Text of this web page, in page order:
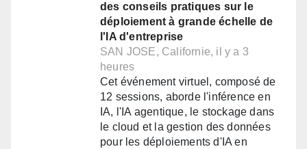
des conseils pratiques sur le
déploiement à grande échelle de
l'IA d'entreprise
SAN JOSE, Californie, il y a 3
heures
Cet événement virtuel, composé de
12 sessions, aborde l'inférence en
IA, l'IA agentique, le stockage dans
le cloud et la gestion des données
pour les déploiements d'IA en